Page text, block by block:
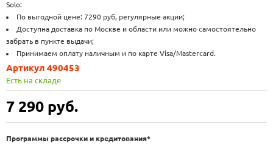
Solo:
По выгодной цене: 7290 руб, регулярные акции;
Доступна доставка по Москве и области или можно самостоятельно
забрать в пункте выдачи;
Принимаем оплату наличным и по карте Visa/Mastercard.
7 290 руб.
Программы рассрочки и кредитования*
Артикул 490453
Есть на складе